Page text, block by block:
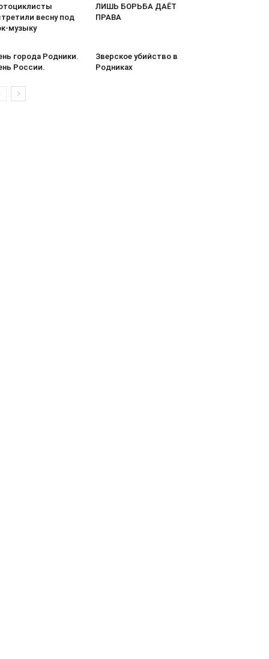
весну под
музыку
ЛИШЬ БОРЬБА ДАЁТ
ПРАВА
города Родники.
России.
Зверское убийство в
Родниках